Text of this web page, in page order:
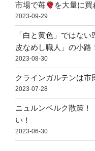
市場で苺 を大量に
2023-09-29
「白と黄色」ではな
皮なめし職人」の小路
2023-08-30
クラインガルテンは市
2023-07-28
ニュルンベルク散策
い！
2023-06-30